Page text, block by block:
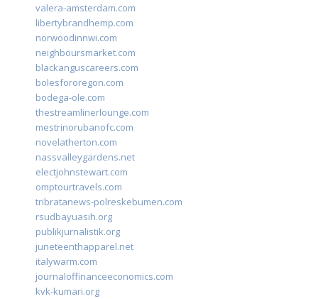
valera-amsterdam.com
libertybrandhemp.com
norwoodinnwi.com
neighboursmarket.com
blackanguscareers.com
bolesfororegon.com
bodega-ole.com
thestreamlinerlounge.com
mestrinorubanofc.com
novelatherton.com
nassvalleygardens.net
electjohnstewart.com
omptourtravels.com
tribratanews-polreskebumen.com
rsudbayuasih.org
publikjurnalistik.org
juneteenthapparel.net
italywarm.com
journaloffinanceeconomics.com
kvk-kumari.org